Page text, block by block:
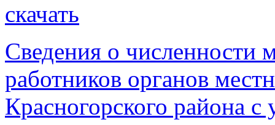
скачать
Сведения о
работников органов
Красногорского района с